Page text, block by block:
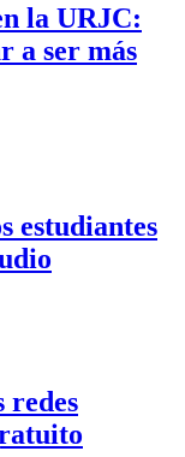
la URJC:
a ser más
estudiantes
redes